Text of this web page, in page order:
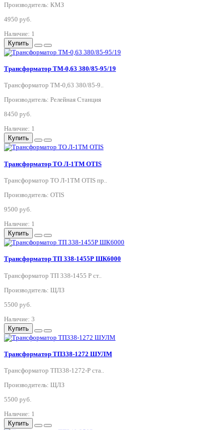
Производитель: КМЗ
4950 руб.
Наличие: 1
Купить
Трансформатор ТМ-0,63 380/85-95/19
Трансформатор ТМ-0,63 380/85-9..
Производитель: Релейная Станция
8450 руб.
Наличие: 1
Купить
Трансформатор ТО Л-1ТМ OTIS
Трансформатор ТО Л-1ТМ OTIS пр..
Производитель: OTIS
9500 руб.
Наличие: 1
Купить
Трансформатор ТП 338-1455Р ШК6000
Трансформатор ТП 338-1455 Р ст..
Производитель: ЩЛЗ
5500 руб.
Наличие: 3
Купить
Трансформатор ТП338-1272 ШУЛМ
Трансформатор ТП338-1272-Р ста..
Производитель: ЩЛЗ
5500 руб.
Наличие: 1
Купить